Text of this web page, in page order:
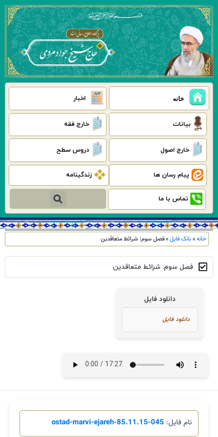
پرش
محتوا
خانه اخبار
بیانات خارج فقه
خارج اصول دروس سطح
پیام رسان ها زندگینامه
تماس با ما جستجو
خانه» بانک فایل»فصل سوم: شرائط متعاقدین
فصل سوم: شرائط متعاقدین
دانلود فایل
نام فایل: 045-85.11.15-ostad-marvi-ejareh